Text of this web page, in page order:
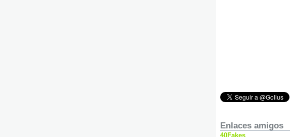
Enlaces amigos
40Fakes